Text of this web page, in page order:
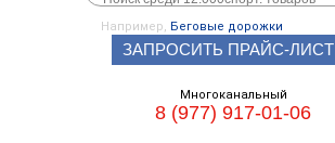
Например, Беговые дорожки
ЗАПРОСИТЬ ПРАЙС-ЛИСТ
Многоканальный
8 (977) 917-01-06